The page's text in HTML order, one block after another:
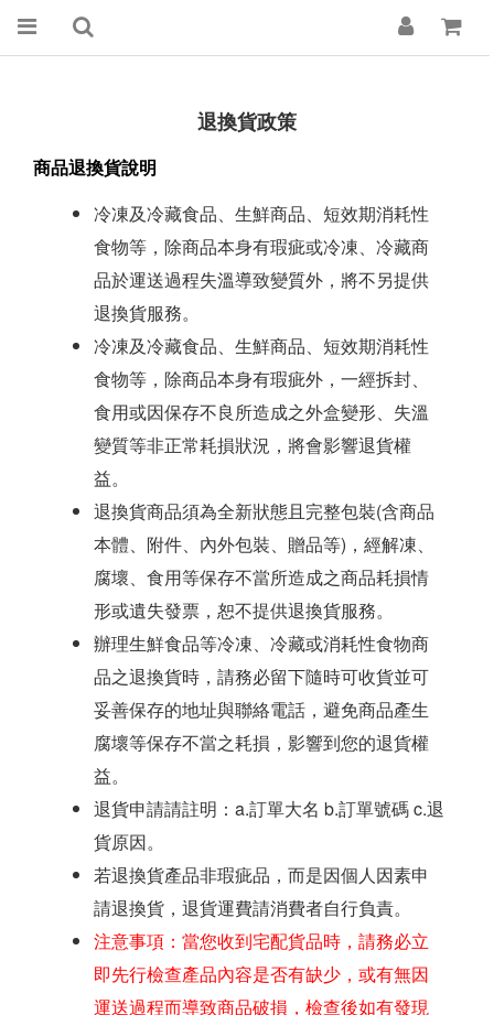
退換貨政策
商品退換貨說明
冷凍及冷藏食品、生鮮商品、短效期消耗性
食物等，除商品本身有瑕疵或冷凍、冷藏商
品於運送過程失溫導致變質外，將不另提供
退換貨服務。
冷凍及冷藏食品、生鮮商品、短效期消耗性
食物等，除商品本身有瑕疵外，一經拆封、
食用或因保存不良所造成之外盒變形、失溫
變質等非正常耗損狀況，將會影響退貨權
益。
退換貨商品須為全新狀態且完整包裝(含商品
本體、附件、內外包裝、贈品等)，經解凍、
腐壞、食用等保存不當所造成之商品耗損情
形或遺失發票，恕不提供退換貨服務。
辦理生鮮食品等冷凍、冷藏或消耗性食物商
品之退換貨時，請務必留下隨時可收貨並可
妥善保存的地址與聯絡電話，避免商品產生
腐壞等保存不當之耗損，影響到您的退貨權
益。
退貨申請請註明：a.訂單大名 b.訂單號碼 c.退
貨原因。
若退換貨產品非瑕疵品，而是因個人因素申
請退換貨，退貨運費請消費者自行負責。
注意事項：當您收到宅配貨品時，請務必立
即先行檢查產品內容是否有缺少，或有無因
運送過程而導致商品破損，檢查後如有發現